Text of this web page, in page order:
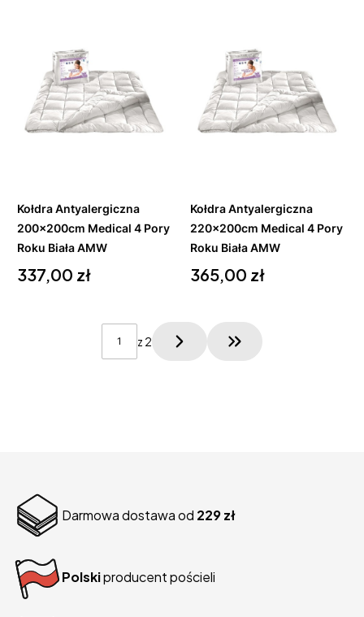
Kołdra Antyalergiczna
200x200cm Medical 4 Pory
Roku Biała AMW
Cena
337,00 zł
Kołdra Antyalergiczna
220x200cm Medical 4 Pory
Roku Biała AMW
Cena
365,00 zł
z 2
Przejdź do
Darmowa dostawa od 229 zł
Polskiproducent pościeli